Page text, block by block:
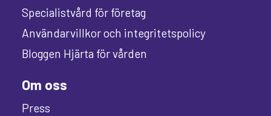
Specialistvård för företag
Användarvillkor och integritetspolicy
Bloggen Hjärta för vården
Om oss
Press